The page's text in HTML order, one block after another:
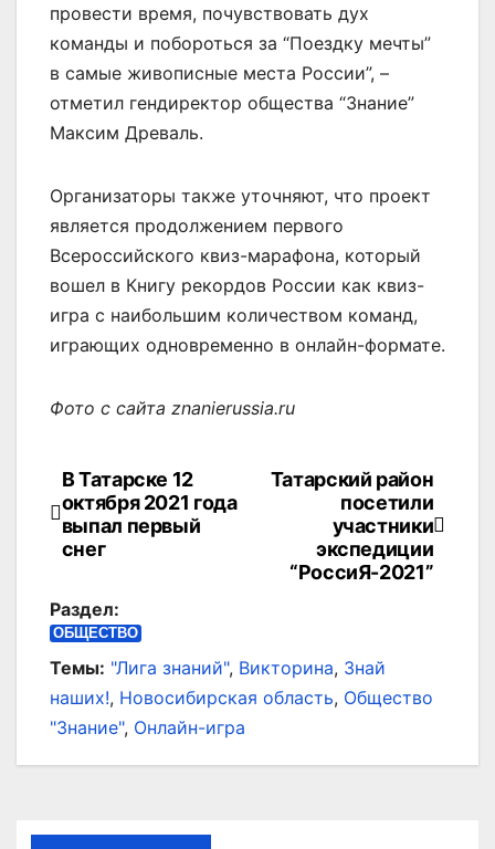
провести время, почувствовать дух
команды и побороться за “Поездку мечты”
в самые живописные места России”, –
отметил гендиректор общества “Знание”
Максим Древаль.
Организаторы также уточняют, что проект
является продолжением первого
Всероссийского квиз-марафона, который
вошел в Книгу рекордов России как квиз-
игра с наибольшим количеством команд,
играющих одновременно в онлайн-формате.
Фото с сайта znanierussia.ru
Навигация
по
Татарский район
посетили
участники
экспедиции
“РоссиЯ-2021”
В Татарске 12
октября 2021 года
выпал первый
снег
Раздел:
ОБЩЕСТВО
Темы: "Лига знаний", Викторина, Знай
наших!, Новосибирская область, Общество
"Знание", Онлайн-игра